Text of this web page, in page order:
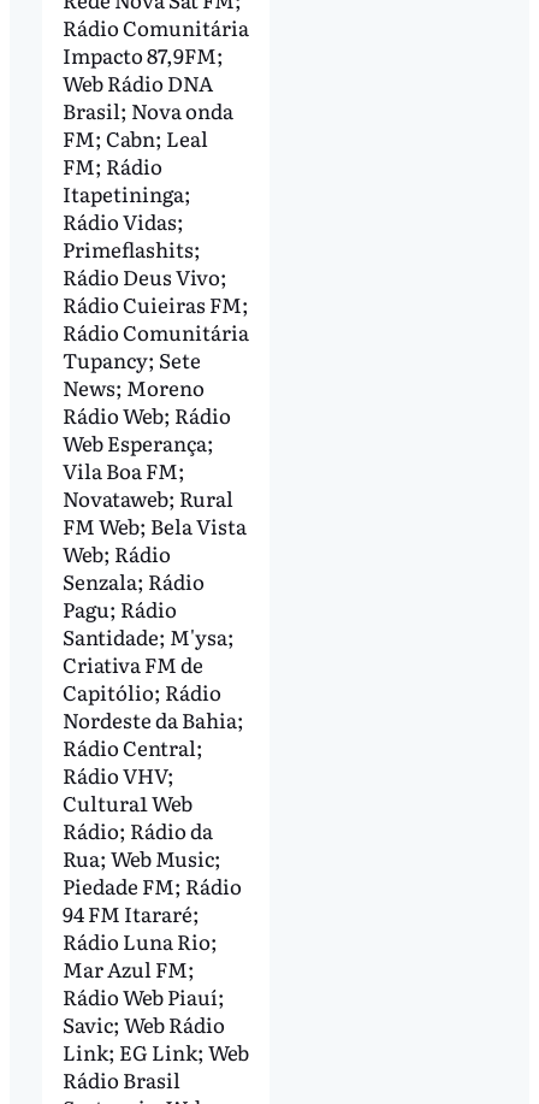
Rádio Comunitária
Impacto 87,9FM;
Web Rádio DNA
Brasil; Nova onda
FM; Cabn; Leal
FM; Rádio
Itapetininga;
Rádio Vidas;
Primeflashits;
Rádio Deus Vivo;
Rádio Cuieiras FM;
Rádio Comunitária
Tupancy; Sete
News; Moreno
Rádio Web; Rádio
Web Esperança;
Vila Boa FM;
Novataweb; Rural
FM Web; Bela Vista
Web; Rádio
Senzala; Rádio
Pagu; Rádio
Santidade; M'ysa;
Criativa FM de
Capitólio; Rádio
Nordeste da Bahia;
Rádio Central;
Rádio VHV;
Cultura1 Web
Rádio; Rádio da
Rua; Web Music;
Piedade FM; Rádio
94 FM Itararé;
Rádio Luna Rio;
Mar Azul FM;
Rádio Web Piauí;
Savic; Web Rádio
Link; EG Link; Web
Rádio Brasil